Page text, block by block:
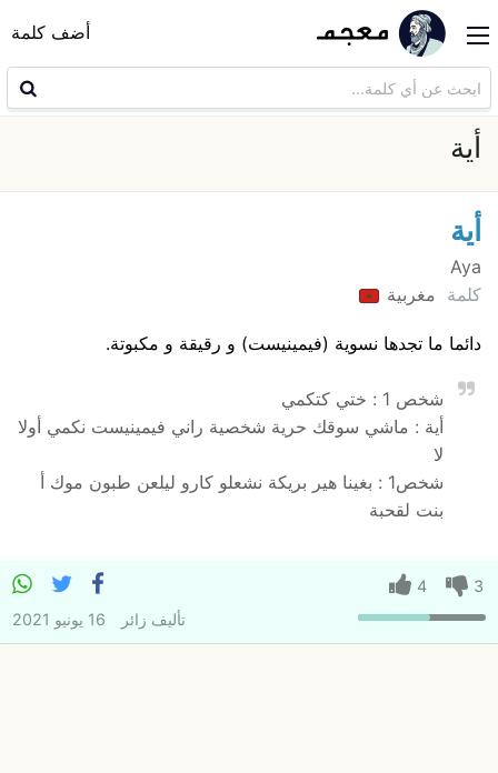
أضف كلمة
أية
أية
Aya
كلمة مغربية
دائما ما تجدها نسوية (فيمينيست) و رقيقة و مكبوتة.
شخص 1 : ختي كتكمي
أية : ماشي سوقك حرية شخصية راني فيمينيست نكمي أولا
لا
شخص1 : بغينا هير بريكة نشعلو كارو ليلعن طبون موك أ
بنت لقحبة
3
4
تأليف زائر 16 يونيو 2021